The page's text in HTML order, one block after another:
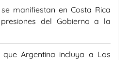
manifiestan en Costa Rica
del Gobierno a la
que Argentina incluya a Los